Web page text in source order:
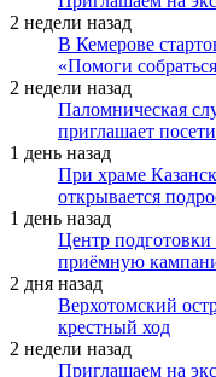
2 недели назад
В Кемерове
«Помоги
2 недели назад
Паломническая
приглашает
1 день назад
При храме
открывается
1 день назад
Центр подготовки
приёмную
2 дня назад
Верхотомский
крестный ход
2 недели назад
Приглашаем на